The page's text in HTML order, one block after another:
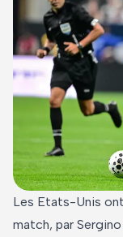
Les Etats-Unis
match, par